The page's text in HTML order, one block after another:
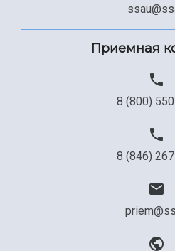
Приемная
8 (800)
8 (846)